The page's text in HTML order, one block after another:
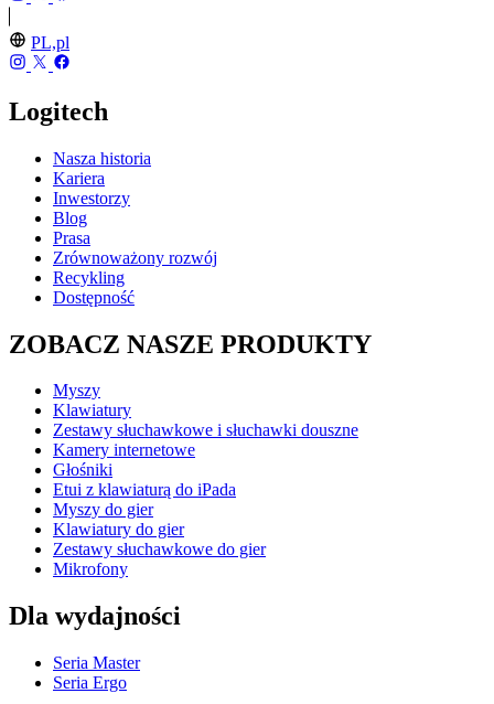
PL,pl
Logitech
Nasza historia
Kariera
Inwestorzy
Blog
Prasa
Zrównoważony rozwój
Recykling
Dostępność
ZOBACZ NASZE PRODUKTY
Myszy
Klawiatury
Zestawy słuchawkowe i słuchawki douszne
Kamery internetowe
Głośniki
Etui z klawiaturą do iPada
Myszy do gier
Klawiatury do gier
Zestawy słuchawkowe do gier
Mikrofony
Dla wydajności
Seria Master
Seria Ergo